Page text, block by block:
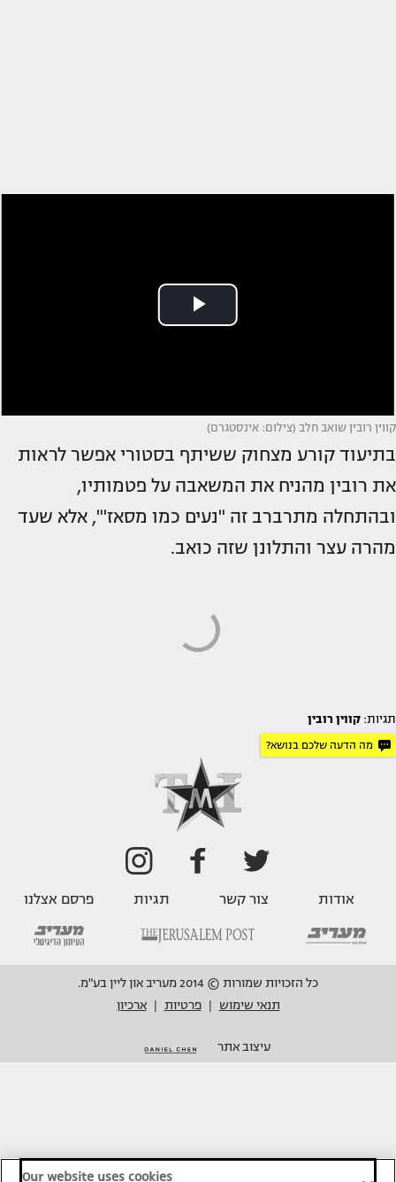
קווין רובין שואב חלב (צילום: אינסטגרם)
בתיעוד קורע מצחוק ששיתף בסטורי אפשר לראות
את רובין מהניח את המשאבה על פטמותיו,
ובהתחלה מתרברב זה "נעים כמו מסאז'", אלא שעד
מהרה עצר והתלונן שזה כואב.
תגיות: קווין רובין
מה הדעה שלכם בנושא?
אודות צור קשר תגיות פרסם אצלנו
כל הזכויות שמורות © 2014 מעריב און ליין בע"מ.
תנאי שימוש
פרטיות ארכיון
עיצוב אתר
Our website uses cookies